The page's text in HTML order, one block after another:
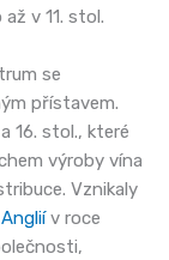
v 11. stol.
se
přístavem.
16. stol., které
výroby vína
Vznikaly
Angliív roce